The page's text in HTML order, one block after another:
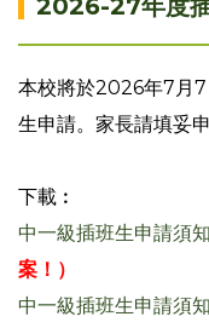
2026-27年度
本校將於2026年7月
生申請。家長請填妥
下載︰
中一級插班生申請須
案！）
中一級插班生申請須